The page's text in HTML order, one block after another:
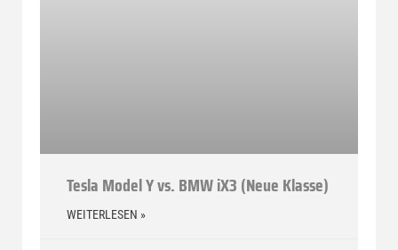
Tesla Model Y vs. BMW iX3 (Neue Klasse)
WEITERLESEN »